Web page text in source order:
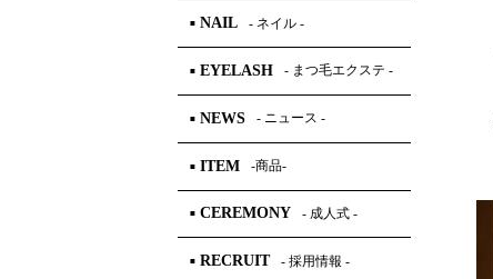
■ NAIL - ネイル -
■ EYELASH - まつ毛エクステ -
■ NEWS - ニュース -
■ ITEM -商品-
■ CEREMONY - 成人式 -
■ RECRUIT - 採用情報 -